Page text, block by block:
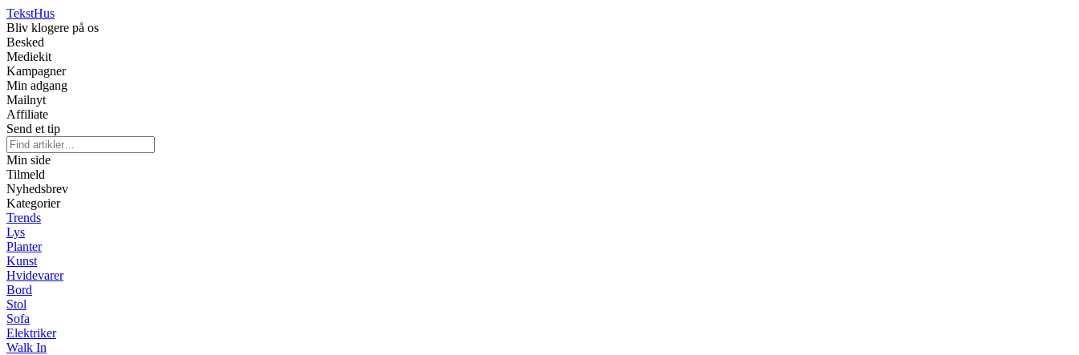
TekstHus
Bliv klogere på os
Besked
Mediekit
Kampagner
Min adgang
Mailnyt
Affiliate
Send et tip
Min side
Tilmeld
Nyhedsbrev
Kategorier
Trends
Lys
Planter
Kunst
Hvidevarer
Bord
Stol
Sofa
Elektriker
Walk In